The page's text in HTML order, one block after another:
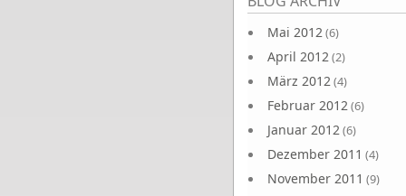
Mai 2012(6)
April 2012(2)
März 2012(4)
Februar 2012(6)
Januar 2012(6)
Dezember 2011 (4)
November 2011 (9)